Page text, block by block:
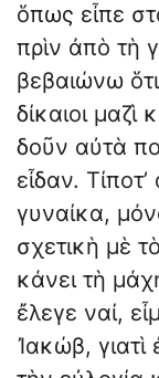
ὅπως εἶπε
πρὶν ἀπὸ τὴ
βεβαιώνω
δίκαιοι
δοῦν αὐτὰ
εἶδαν.
γυναίκα,
σχετικὴ μὲ
κάνει τὴ
ἔλεγε ναί,
Ἰακώβ,